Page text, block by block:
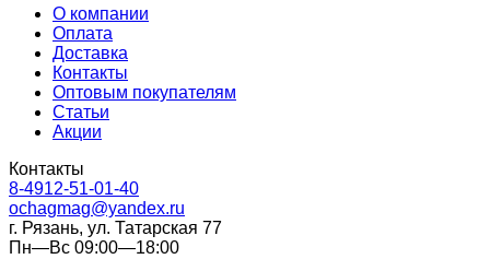
О компании
Оплата
Доставка
Контакты
Оптовым покупателям
Статьи
Акции
Контакты
8-4912-51-01-40
ochagmag@yandex.ru
г. Рязань, ул. Татарская 77
Пн—Вс 09:00—18:00